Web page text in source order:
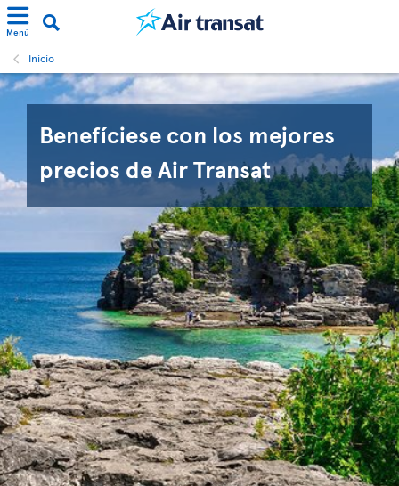
Menú
Inicio
Benefíciese con los mejores
precios de Air Transat